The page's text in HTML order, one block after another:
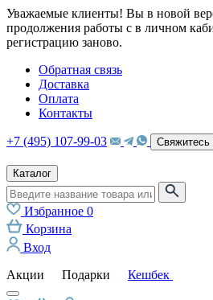
Уважаемые клиенты! Вы в новой
продолжения работы с в личном
регистрацию заново.
Обратная связь
Доставка
Оплата
Контакты
+7 (495) 107-99-03 Свяжитесь
Каталог
Избранное 0
Корзина
Вход
Акции
Подарки Кешбек